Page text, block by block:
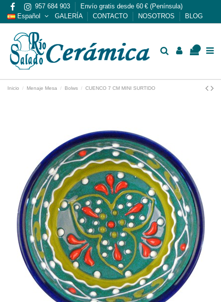
957 684 903
Envío gratis desde 60 € (Península)
Español
GALERÍA CONTACTO NOSOTROS BLOG
Inicio Menaje Mesa Bolws CUENCO 7 CM MINI SURTIDO